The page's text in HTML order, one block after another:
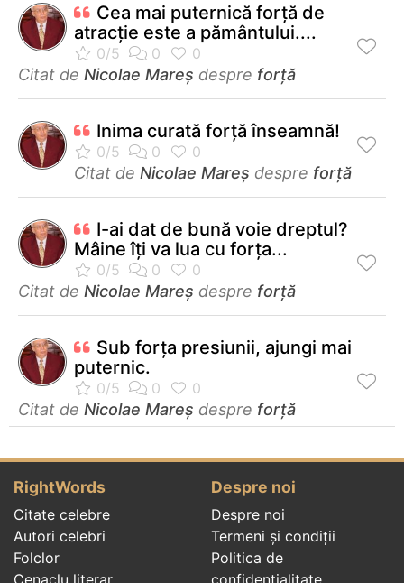
Cea mai puternică forţă de
atracţie este a pământului....
Citat de Nicolae Mareș despre forță
Inima curată forță înseamnă!
Citat de Nicolae Mareș despre forță
I-ai dat de bună voie dreptul?
Mâine îţi va lua cu forţa...
Citat de Nicolae Mareș despre forță
Sub forţa presiunii, ajungi mai
puternic.
Citat de Nicolae Mareș despre forță
RightWords
Citate celebre
Autori celebri
Folclor
Cenaclu literar
Despre noi
Despre noi
Termeni și condiții
Politica de
confidenţialitate